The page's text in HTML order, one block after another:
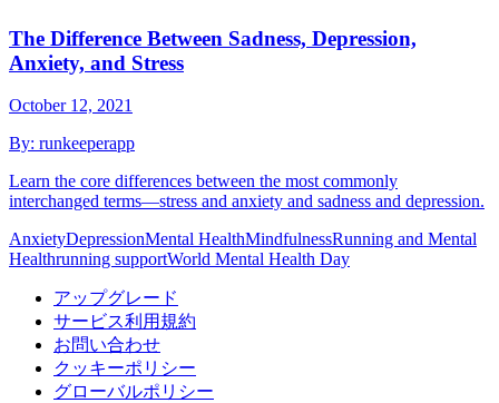
The Difference Between Sadness, Depression,
Anxiety, and Stress
October 12, 2021
By: runkeeperapp
Learn the core differences between the most commonly
interchanged terms—stress and anxiety and sadness and depression.
AnxietyDepressionMental HealthMindfulnessRunning and Mental
Healthrunning supportWorld Mental Health Day
アップグレード
サービス利用規約
お問い合わせ
クッキーポリシー
グローバルポリシー